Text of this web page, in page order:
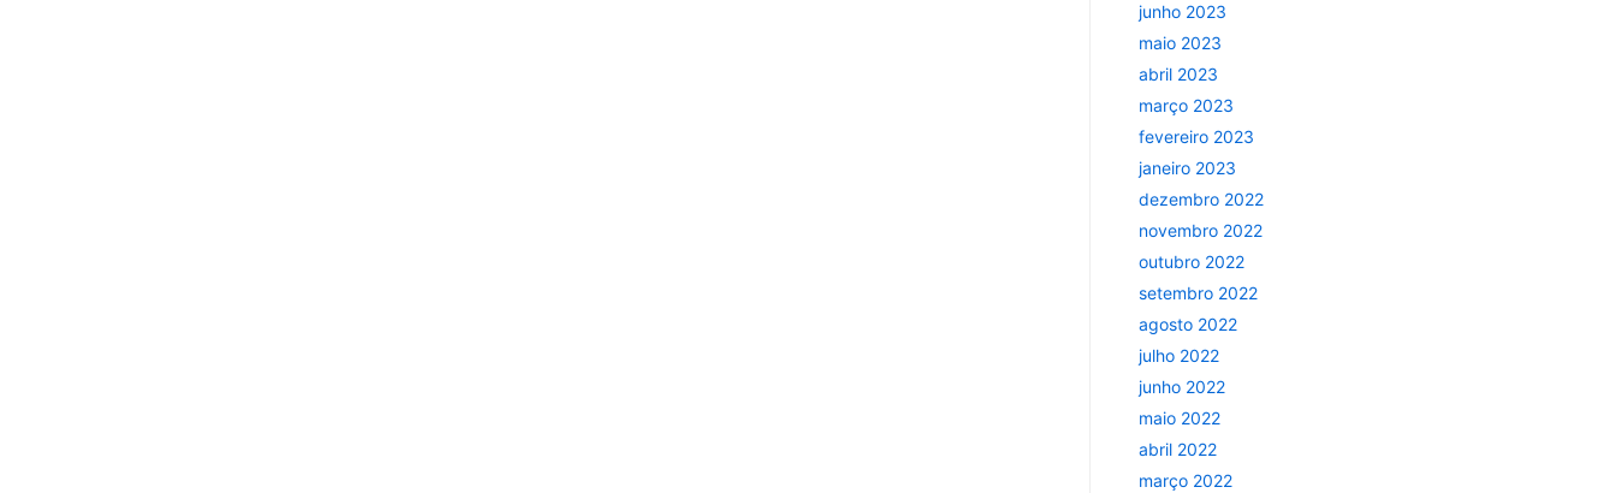
junho 2023
maio 2023
abril 2023
março 2023
fevereiro 2023
janeiro 2023
dezembro 2022
novembro 2022
outubro 2022
setembro 2022
agosto 2022
julho 2022
junho 2022
maio 2022
abril 2022
março 2022